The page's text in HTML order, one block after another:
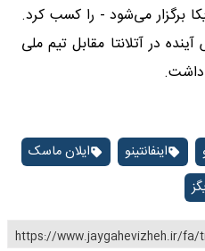
برگزار می‌شود - را کسب کرد.
در آتلانتا مقابل تیم ملی
داشت.
اینفانتینو
ایلان ماسک
https://www.jaygahevizheh.ir/fa/